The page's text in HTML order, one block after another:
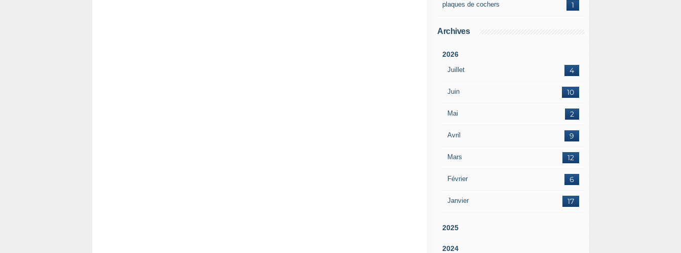
1
plaques de cochers
Archives
2026
Juillet 4
Juin 10
Mai 2
Avril 9
Mars 12
Février 6
Janvier 17
2025
2024